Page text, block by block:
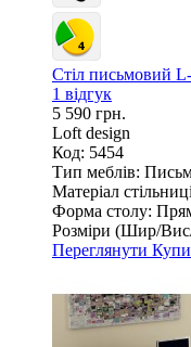
Стіл письмовий
1 відгук
5 590 грн.
Loft design
Код: 5454
Тип меблів:
Матеріал
Форма столу:
Розміри (Шир/
Переглянути